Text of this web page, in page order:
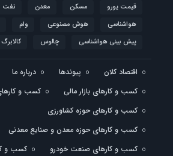
قیمت یورو
مسکن معدن نفت
هواشناسی
هوش مصنوعی وام
پیش بینی هواشناسی
چالوس کالابرگ
اقتصاد کلان پیوندها درباره ما
کسب و کارهای بازار مالی
کسب و
کسب و کارهای حوزه کشاورزی
کسب و کارهای حوزه معدن و صنایع معدنی
کسب و کارهای صنعت خودرو
کسب و